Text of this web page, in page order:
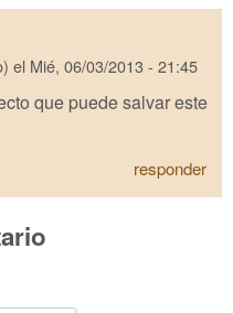
el Mié, 06/03/2013 - 21:45
que puede salvar este
responder